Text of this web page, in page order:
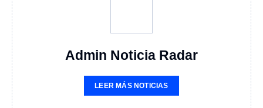
Admin Noticia Radar
LEER MÁS NOTICIAS